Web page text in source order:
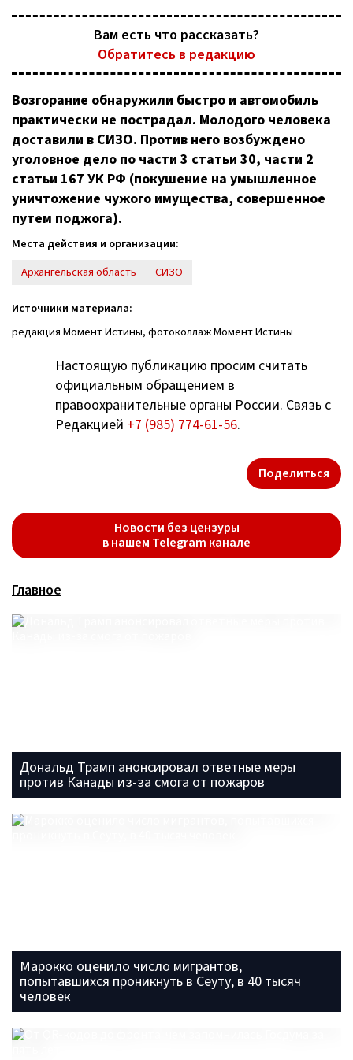
Возгорание обнаружили быстро и автомобиль
практически не пострадал. Молодого человека
доставили в СИЗО. Против него возбуждено
уголовное дело по части 3 статьи 30, части 2
статьи 167 УК РФ (покушение на умышленное
уничтожение чужого имущества, совершенное
путем поджога).
Вам есть что рассказать?
Обратитесь в редакцию
Места действия и организации:
Архангельская область
СИЗО
Источники материала:
редакция Момент Истины, фотоколлаж Момент Истины
Настоящую публикацию просим считать
официальным обращением в
правоохранительные органы России. Связь с
Редакцией +7 (985) 774-61-56.
Поделиться
Новости без цензуры
в нашем Telegram канале
Главное
Дональд Трамп анонсировал ответные меры
против Канады из-за смога от пожаров
Марокко оценило число мигрантов,
попытавшихся проникнуть в Сеуту, в 40 тысяч
человек